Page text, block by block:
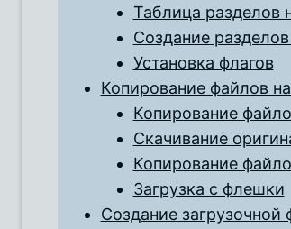
Таблица разделов
Создание
Установка флагов
Копирование файлов
Копирование
Скачивание
Копирование
Загрузка с флешки
Создание